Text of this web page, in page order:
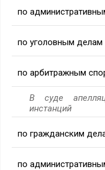
по
по уголовным делам
по арбитражным
В суде
инстанций
по гражданским
по